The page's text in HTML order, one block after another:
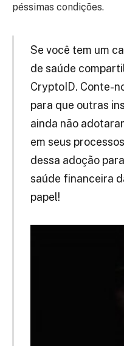
péssimas condições.
Se você tem um
de saúde
CryptoID. Conte-
para que outras
ainda não
em seus
dessa adoção
saúde financeira
papel!